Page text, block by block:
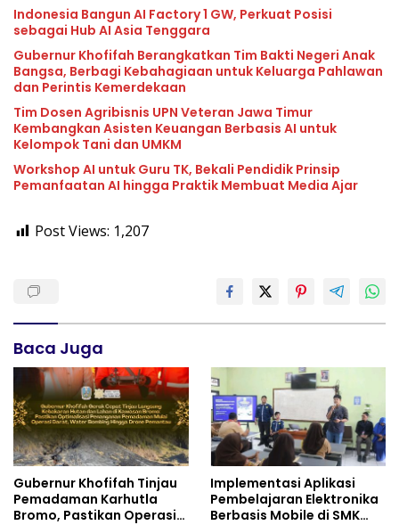
Indonesia Bangun AI Factory 1 GW, Perkuat Posisi
sebagai Hub AI Asia Tenggara
Gubernur Khofifah Berangkatkan Tim Bakti Negeri Anak
Bangsa, Berbagi Kebahagiaan untuk Keluarga Pahlawan
dan Perintis Kemerdekaan
Tim Dosen Agribisnis UPN Veteran Jawa Timur
Kembangkan Asisten Keuangan Berbasis AI untuk
Kelompok Tani dan UMKM
Workshop AI untuk Guru TK, Bekali Pendidik Prinsip
Pemanfaatan AI hingga Praktik Membuat Media Ajar
Post Views: 1,207
Baca Juga
Gubernur Khofifah Tinjau
Pemadaman Karhutla
Bromo, Pastikan Operasi
Implementasi Aplikasi
Pembelajaran Elektronika
Berbasis Mobile di SMK